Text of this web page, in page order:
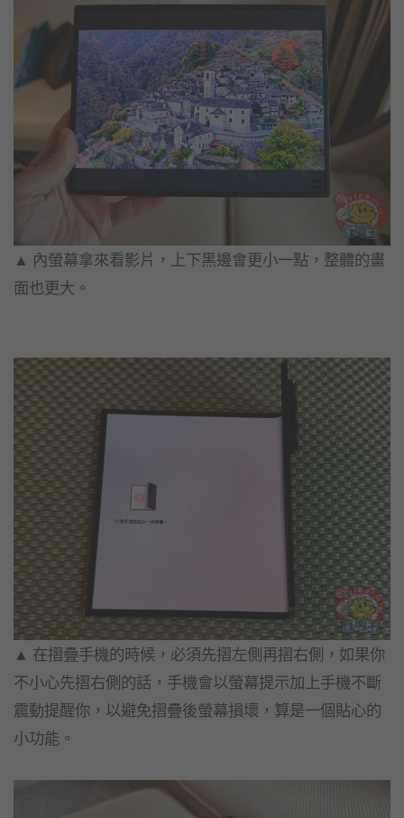
▲ 內螢幕拿來看影片，上下黑邊會更小一點，整體的畫
面也更大。
▲ 在摺疊手機的時候，必須先摺左側再摺右側，如果你
不小心先摺右側的話，手機會以螢幕提示加上手機不斷
震動提醒你，以避免摺疊後螢幕損壞，算是一個貼心的
小功能。